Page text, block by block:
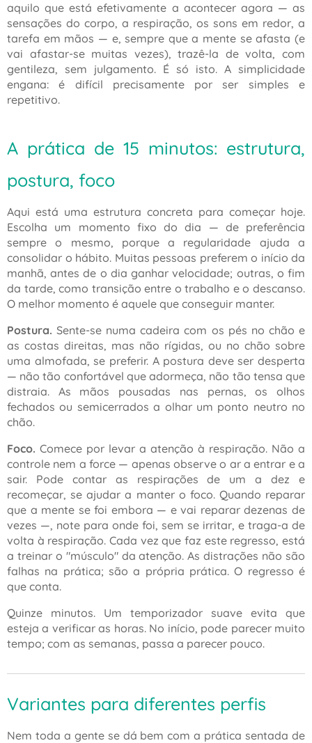
aquilo que está efetivamente a acontecer agora — as
sensações do corpo, a respiração, os sons em redor, a
tarefa em mãos — e, sempre que a mente se afasta (e
vai afastar-se muitas vezes), trazê-la de volta, com
gentileza, sem julgamento. É só isto. A simplicidade
engana: é difícil precisamente por ser simples e
repetitivo.
A prática de 15 minutos: estrutura,
postura, foco
Aqui está uma estrutura concreta para começar hoje.
Escolha um momento fixo do dia — de preferência
sempre o mesmo, porque a regularidade ajuda a
consolidar o hábito. Muitas pessoas preferem o início da
manhã, antes de o dia ganhar velocidade; outras, o fim
da tarde, como transição entre o trabalho e o descanso.
O melhor momento é aquele que conseguir manter.
Postura.Sente-se numa cadeira com os pés no chão e
as costas direitas, mas não rígidas, ou no chão sobre
uma almofada, se preferir. A postura deve ser desperta
— não tão confortável que adormeça, não tão tensa que
distraia. As mãos pousadas nas pernas, os olhos
fechados ou semicerrados a olhar um ponto neutro no
chão.
Foco. Comece por levar a atenção à respiração. Não a
controle nem a force — apenas observe o ar a entrar e a
sair. Pode contar as respirações de um a dez e
recomeçar, se ajudar a manter o foco. Quando reparar
que a mente se foi embora — e vai reparar dezenas de
vezes —, note para onde foi, sem se irritar, e traga-a de
volta à respiração. Cada vez que faz este regresso, está
a treinar o "músculo"da atenção. As distrações não são
falhas na prática; são a própria prática. O regresso é
que conta.
Quinze minutos. Um temporizador suave evita que
esteja a verificar as horas. No início, pode parecer muito
tempo; com as semanas, passa a parecer pouco.
Variantes para diferentes perfis
Nem toda a gente se dá bem com a prática sentada de